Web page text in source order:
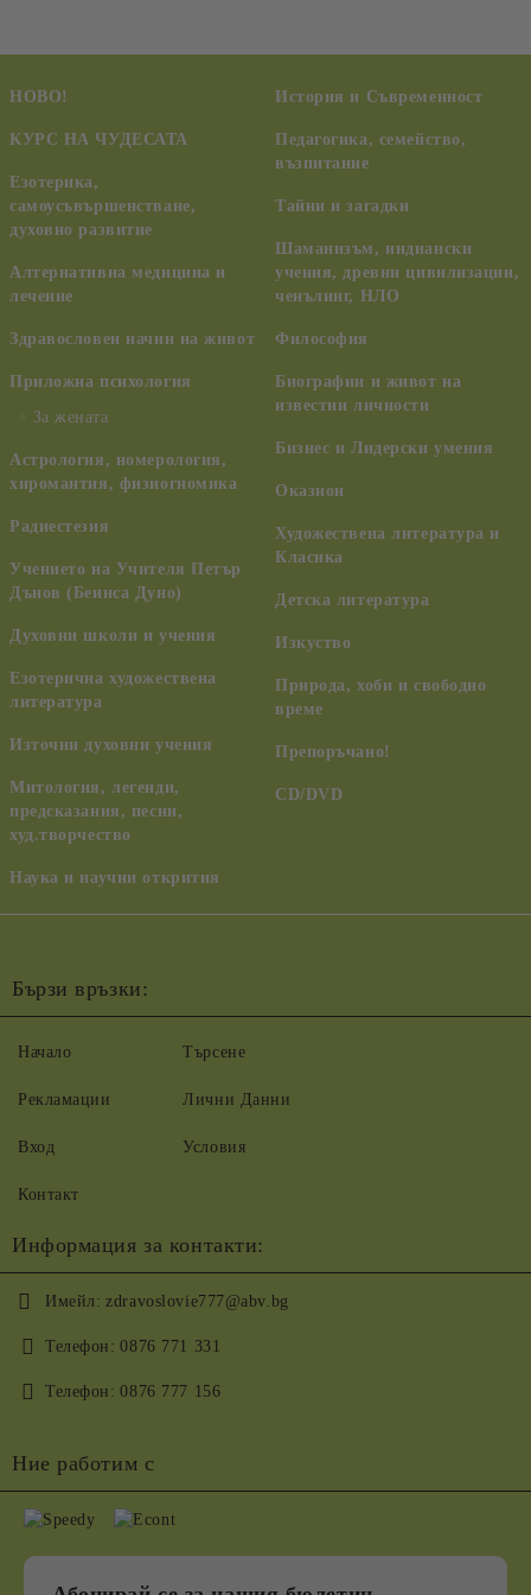
НОВО!
КУРС НА ЧУДЕСАТА
Езотерика,
самоусъвършенстване,
духовно развитие
Алтернативна медицина и
лечение
Здравословен начин на живот
Приложна психология
За жената
Астрология, номерология,
хиромантия, физиогномика
Радиестезия
Учението на Учителя Петър
Дънов (Беинса Дуно)
Духовни школи и учения
Езотерична художествена
литература
Източни духовни учения
Митология, легенди,
предсказания, песни,
худ.творчество
Наука и научни открития
История и Съвременност
Педагогика, семейство,
възпитание
Тайни и загадки
Шаманизъм, индиански
учения, древни цивилизации,
ченълинг, НЛО
Философия
Биографии и живот на
известни личности
Бизнес и Лидерски умения
Оказион
Художествена литература и
Класика
Детска литература
Изкуство
Природа, хоби и свободно
време
Препоръчано!
CD/DVD
Бързи връзки:
Начало
Рекламации
Вход
Контакт
Търсене
Лични Данни
Условия
Информация за контакти:
Имейл: zdravoslovie777@abv.bg
Телефон: 0876 771 331
Телефон: 0876 777 156
Ние работим с